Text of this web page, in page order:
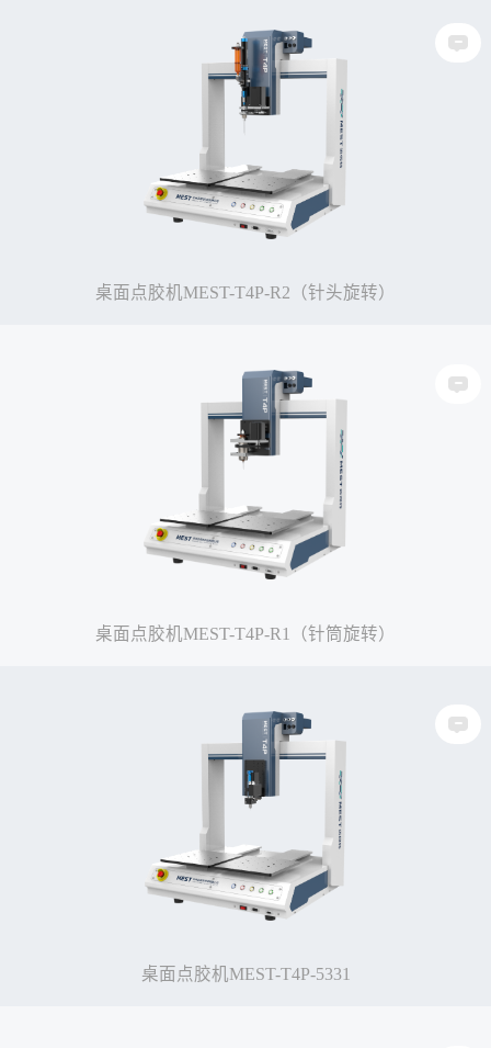
桌面点胶机MEST-T4P-R2（针头旋转）
桌面点胶机MEST-T4P-R1（针筒旋转）
桌面点胶机MEST-T4P-5331